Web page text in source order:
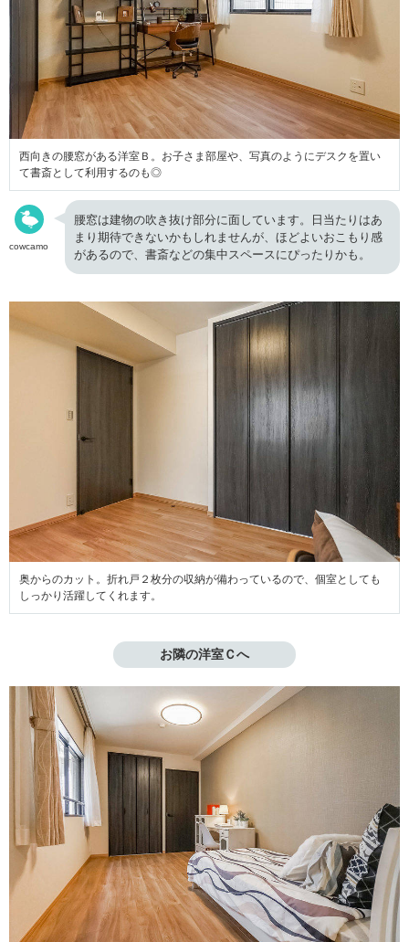
西向きの腰窓がある洋室Ｂ。お子さま部屋や、写真のようにデスクを置い
て書斎として利用するのも◎
cowcamo
腰窓は建物の吹き抜け部分に面しています。日当たりはあ
まり期待できないかもしれませんが、ほどよいおこもり感
があるので、書斎などの集中スペースにぴったりかも。
奥からのカット。折れ戸２枚分の収納が備わっているので、個室としても
しっかり活躍してくれます。
お隣の洋室Ｃへ